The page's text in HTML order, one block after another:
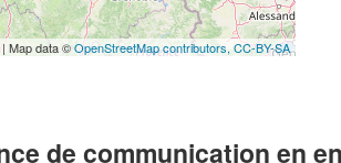
| Map data ©OpenStreetMap contributors, CC-BY-SA
de communication en